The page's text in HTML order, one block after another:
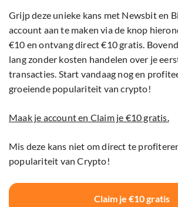
Grijp deze unieke kans met Newsbit en
account aan te maken via de knop
€10 en ontvang direct €10 gratis.
lang zonder kosten handelen over je
transacties. Start vandaag nog en
groeiende populariteit van crypto!
Maak je account en Claim je €10 gratis.
Mis deze kans niet om direct te
populariteit van Crypto!
Claim je €10 gratis